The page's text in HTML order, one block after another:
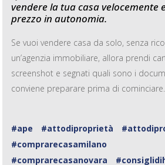
vendere la tua casa velocemente
prezzo in autonomia.
Se vuoi vendere casa da solo, senza
un’agenzia immobiliare, allora prendi
screenshot e segnati quali sono i
conviene preparare prima di cominciare.
#ape
#attodiproprietà
#comprarecasamilano
#comprarecasanovara